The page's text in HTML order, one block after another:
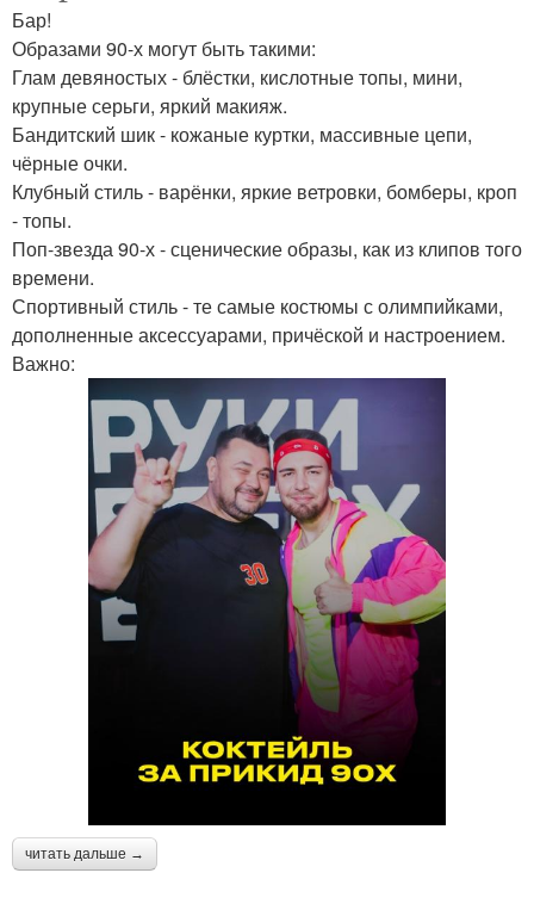
Бар!
Образами 90-х могут быть такими:
Глам девяностых - блёстки, кислотные топы, мини,
крупные серьги, яркий макияж.
Бандитский шик - кожаные куртки, массивные цепи,
чёрные очки.
Клубный стиль - варёнки, яркие ветровки, бомберы, кроп
- топы.
Поп-звезда 90-х - сценические образы, как из клипов того
времени.
Спортивный стиль - те самые костюмы с олимпийками,
дополненные аксессуарами, причёской и настроением.
Важно:
читать дальше →